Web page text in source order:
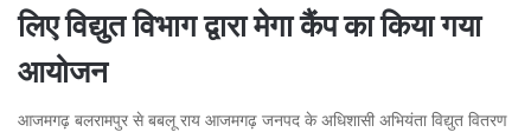
लिए विद्युत विभाग द्वारा मेगा कैंप का किया गया
आयोजन
आजमगढ़ बलरामपुर से बबलू राय आजमगढ़ जनपद के अधिशासी अभियंता विद्युत वितरण